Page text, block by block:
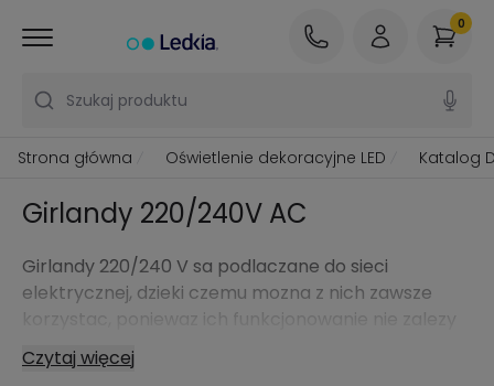
Szukaj produktu
0
Strona główna Oświetlenie dekoracyjne LED Katalog
Girlandy 220/240V AC
Girlandy 220/240 V sa podlaczane do sieci
elektrycznej, dzieki czemu mozna z nich zawsze
korzystac, poniewaz ich funkcjonowanie nie zalezy
od baterii czy akumulatorów.
W naszym obszernym katalogu znajdziesz pelna
Czytaj więcej